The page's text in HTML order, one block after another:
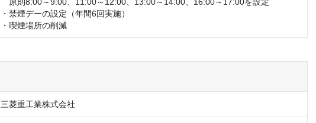
・禁煙デーの設定（年間6回実施）
・喫煙場所の削減
三菱重工業株式会社